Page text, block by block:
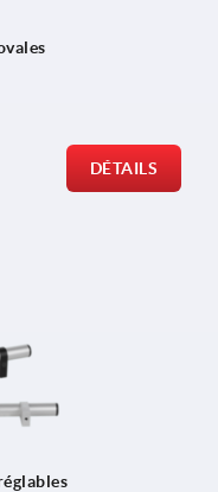
DÉTAILS